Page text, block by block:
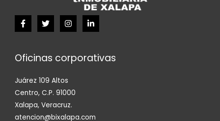
Oficinas corporativas
Juárez 109 Altos
Centro, C.P. 91000
Xalapa, Veracruz.
atencion@bixalapa.com